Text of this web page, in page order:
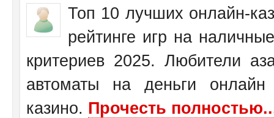
Топ 10 лучших онлайн-
рейтинге игр на
критериев 2025. Любители
автоматы на деньги
казино. Прочесть